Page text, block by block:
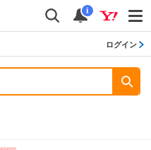
検索
通知
i
ログイン